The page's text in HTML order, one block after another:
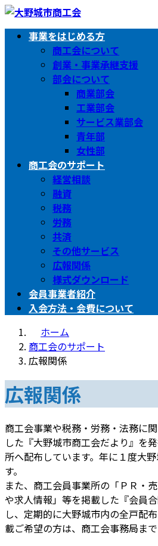
コ
ン
ナ
ビ
事業をはじめる方
商工会について
創業・事業承継支援
部会について
商業部会
工業部会
サービス業部会
青年部
女性部
商工会のサポート
経営相談
融資
税務
労務
共済
その他サービス
広報関係
様式ダウンロード
会員事業者紹介
入会方法・会費について
ホーム
商工会のサポート
広報関係
広報関係
商工会事業や税務・労務・法務に
した『大野城市商工会だより』を
所へ配布しています。年に１度大
す。
また、商工会員事業所の「ＰＲ・
や求人情報」等を掲載した『会員
し、定期的に大野城市内の全戸配
載ご希望の方は、商工会事務局ま